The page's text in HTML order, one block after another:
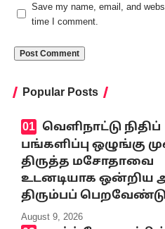
Save my name, email, and
time I comment.
Popular Posts
வெளிநாட்டு நிதிப்
பங்களிப்பு ஒழுங்கு
திருத்த மசோதாவை
உடனடியாக ஒன்றிய
திரும்பப்
August 9, 2026